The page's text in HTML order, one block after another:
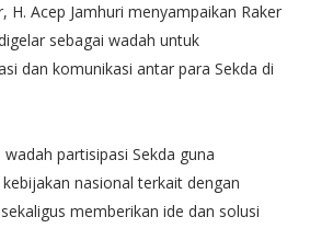
H. Acep Jamhuri menyampaikan Raker
sebagai wadah untuk
dan komunikasi antar para Sekda di
partisipasi Sekda guna
nasional terkait dengan
memberikan ide dan solusi